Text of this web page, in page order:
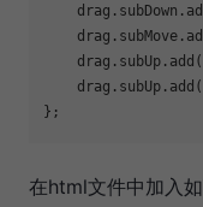
在html文件中加入